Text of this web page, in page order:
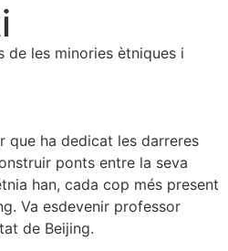
les minories ètniques i
que ha dedicat les darreres
ponts entre la seva
han, cada cop més present
Va esdevenir professor
de Beijing.